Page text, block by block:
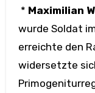
* Maximilian
wurde Soldat
erreichte den
widersetzte